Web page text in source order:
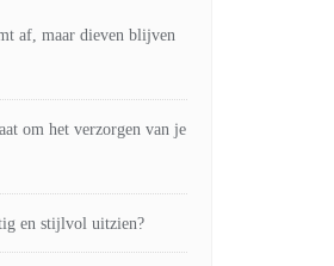
af, maar dieven blijven
om het verzorgen van je
en stijlvol uitzien?